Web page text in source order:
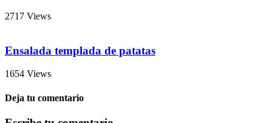
2717 Views
Ensalada templada de patatas
1654 Views
Deja tu comentario